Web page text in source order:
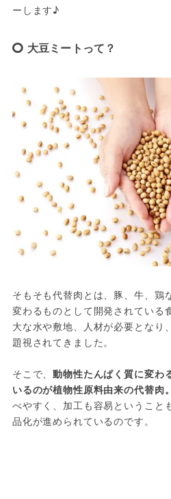
ーします♪
大豆ミートって？
そもそも代替肉とは、豚、牛、鶏
変わるものとして開発されている
大な水や敷地、人材が必要となり
題視されてきました。
そこで、動物性たんぱく質に変わ
いるのが植物性原料由来の代替肉。
べやすく、加工も容易ということ
品化が進められているのです。